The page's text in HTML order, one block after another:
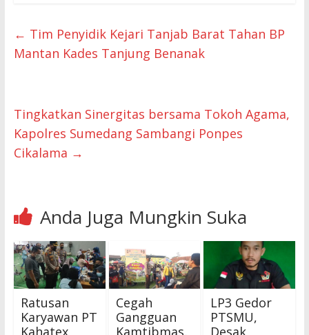
← Tim Penyidik Kejari Tanjab Barat Tahan BP
Mantan Kades Tanjung Benanak
Tingkatkan Sinergitas bersama Tokoh Agama,
Kapolres Sumedang Sambangi Ponpes
Cikalama →
Anda Juga Mungkin Suka
Ratusan
Karyawan PT
Cegah
Gangguan
LP3 Gedor
PTSMU,